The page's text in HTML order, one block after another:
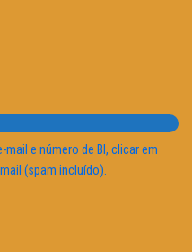
e número de BI, clicar em
(spam incluído).